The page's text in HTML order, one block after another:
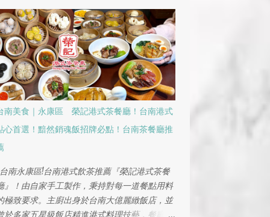
重慶烤魚！酸菜魚鮮、乾鍋蝦香！川味控必
吃!多人聚餐的首選
10月
2
9月
1
8月
7月
2
4月
2
9
12月
1
11月
2
南美食｜永康區 榮記港式茶餐廳！台南港式
心首選！黯然銷魂飯招牌必點！台南茶餐廳推
南永康區!台南港式飲茶推薦『榮記港式茶餐
』！由自家手工製作，秉持對每一道餐點用料
極致要求。主廚出身於台南大億麗緻飯店，並
於多家五星級飯店精進港式料理技藝，餐廳堅